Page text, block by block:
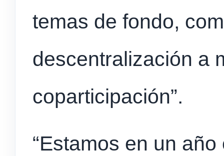
temas de fondo,
descentralización a
coparticipación”.
“Estamos en un